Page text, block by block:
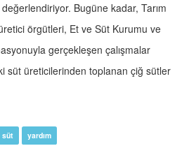
Bugüne kadar, Tarım
örgütleri, Et ve Süt Kurumu ve
gerçekleşen çalışmalar
süt üreticilerinden toplanan çiğ sütler
süt yardım